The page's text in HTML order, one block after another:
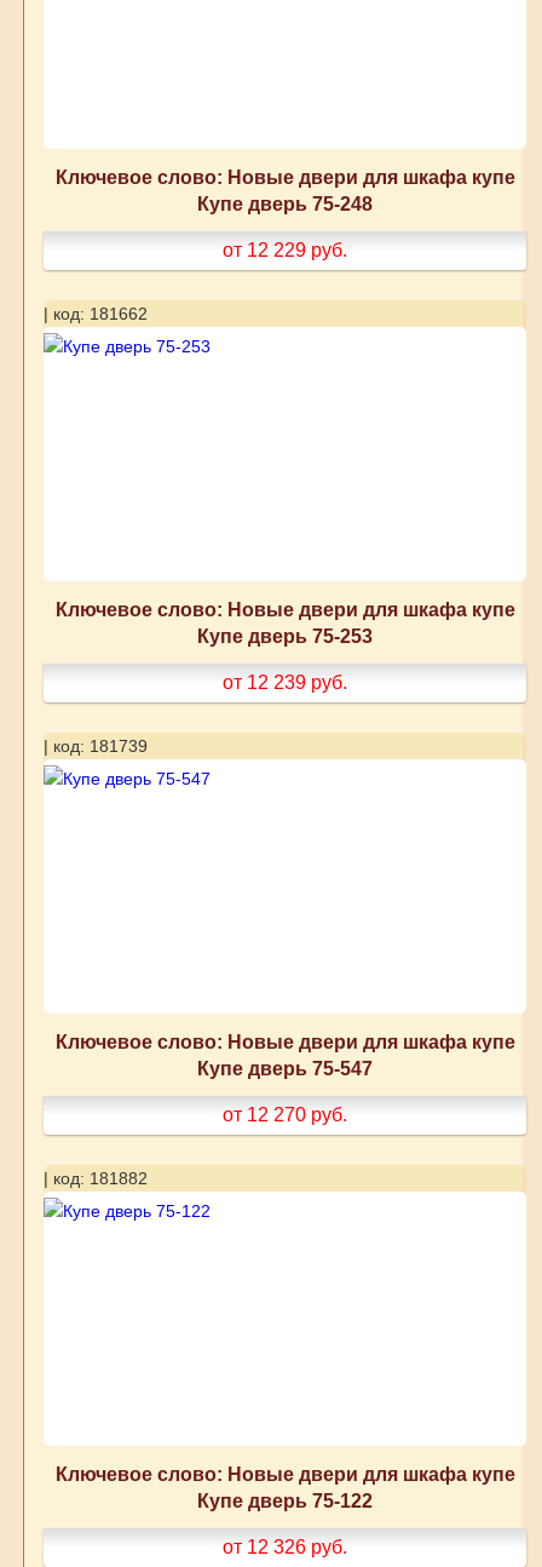
Ключевое слово: Новые двери для шкафа купе
Купе дверь 75-248
от 12 229 руб.
| код: 181662
Ключевое слово: Новые двери для шкафа купе
Купе дверь 75-253
от 12 239 руб.
| код: 181739
Ключевое слово: Новые двери для шкафа купе
Купе дверь 75-547
от 12 270 руб.
| код: 181882
Ключевое слово: Новые двери для шкафа купе
Купе дверь 75-122
от 12 326 руб.